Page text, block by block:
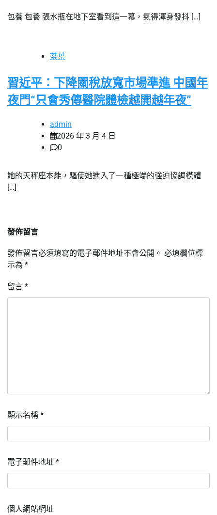
包養 包養 張水瓶在地下室看到這一幕，氣得渾身發抖 […]
茶葉
習近平：下降關稅放寬市場準進 中國年
夜門“只會秀傳醫院體檢越開越年夜”
admin
2026 年 3 月 4 日
0
她的天秤座本能，驅使她進入了一種極端的強迫協調模體
[…]
發佈留言
發佈留言必須填寫的電子郵件地址不會公開。 必填欄位標
示為 *
留言 *
顯示名稱 *
電子郵件地址 *
個人網站網址